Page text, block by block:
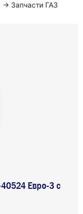
→ Запчасти ГАЗ
40524 Евро-3 с